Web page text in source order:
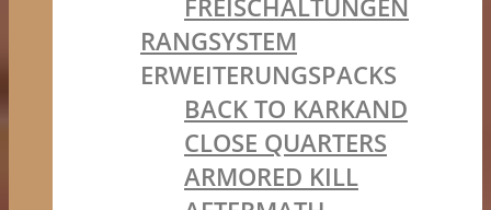
FREISCHALTUNGEN
RANGSYSTEM
ERWEITERUNGSPACKS
BACK TO KARKAND
CLOSE QUARTERS
ARMORED KILL